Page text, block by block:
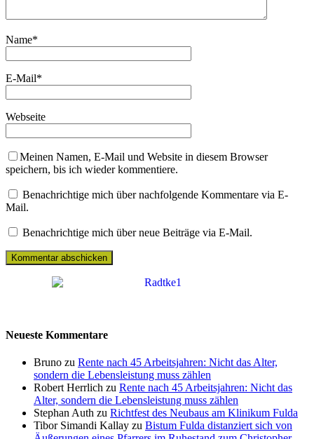
Name*
E-Mail*
Webseite
Meinen Namen, E-Mail und Website in diesem Browser
speichern, bis ich wieder kommentiere.
Benachrichtige mich über nachfolgende Kommentare via E-
Mail.
Benachrichtige mich über neue Beiträge via E-Mail.
Neueste Kommentare
Bruno zu Rente nach 45 Arbeitsjahren: Nicht das Alter,
sondern die Lebensleistung muss zählen
Robert Herrlich zu Rente nach 45 Arbeitsjahren: Nicht das
Alter, sondern die Lebensleistung muss zählen
Stephan Auth zu Richtfest des Neubaus am Klinikum Fulda
Tibor Simandi Kallay zu Bistum Fulda distanziert sich von